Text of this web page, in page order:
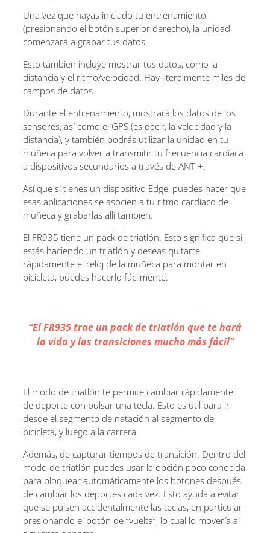
Una vez que hayas iniciado tu entrenamiento
(presionando el botón superior derecho), la unidad
comenzará a grabar tus datos.
Esto también incluye mostrar tus datos, como la
distancia y el ritmo/velocidad. Hay literalmente miles de
campos de datos.
Durante el entrenamiento, mostrará los datos de los
sensores, así como el GPS (es decir, la velocidad y la
distancia), y también podrás utilizar la unidad en tu
muñeca para volver a transmitir tu frecuencia cardíaca
a dispositivos secundarios a través de ANT +.
Así que si tienes un dispositivo Edge, puedes hacer que
esas aplicaciones se asocien a tu ritmo cardíaco de
muñeca y grabarlas allí también.
El FR935 tiene un pack de triatlón. Esto significa que si
estás haciendo un triatlón y deseas quitarte
rápidamente el reloj de la muñeca para montar en
bicicleta, puedes hacerlo fácilmente.
“El FR935 trae un pack de triatlón que te hará
la vida y las transiciones mucho más fácil”
El modo de triatlón te permite cambiar rápidamente
de deporte con pulsar una tecla. Esto es útil para ir
desde el segmento de natación al segmento de
bicicleta, y luego a la carrera.
Además, de capturar tiempos de transición. Dentro del
modo de triatlón puedes usar la opción poco conocida
para bloquear automáticamente los botones después
de cambiar los deportes cada vez. Esto ayuda a evitar
que se pulsen accidentalmente las teclas, en particular
presionando el botón de “vuelta”, lo cual lo movería al